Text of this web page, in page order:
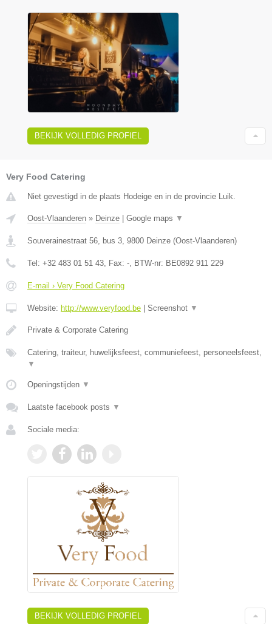
BEKIJK VOLLEDIG PROFIEL
Very Food Catering
Niet gevestigd in de plaats Hodeige en in de provincie Luik.
Oost-Vlaanderen » Deinze Google maps ▼
Souverainestraat 56, bus 3, 9800 Deinze (Oost-Vlaanderen)
Tel: +32 483 01 51 43, Fax: -, BTW-nr: BE0892 911 229
E-mail › Very Food Catering
Website: http://www.veryfood.be Screenshot ▼
Private & Corporate Catering
Catering, traiteur, huwelijksfeest, communiefeest, personeelsfeest,
▼
Openingstijden ▼
Laatste facebook posts ▼
Sociale media:
BEKIJK VOLLEDIG PROFIEL